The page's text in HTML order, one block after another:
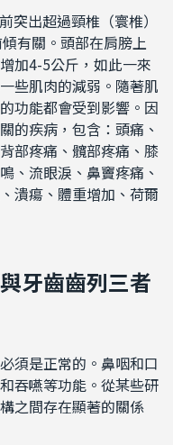
突出超過頸椎（寰椎）
有關。頭部在肩膀上
加4-5公斤，如此一來
些肌肉的減弱。隨著肌
功能都會受到影響。因
的疾病，包含：頭痛、
部疼痛、髖部疼痛、膝
、流眼淚、鼻竇疼痛、
潰瘍、體重增加、荷爾
牙齒齒列三者
須是正常的。鼻咽和口
吞嚥等功能。從某些研
之間存在顯著的關係